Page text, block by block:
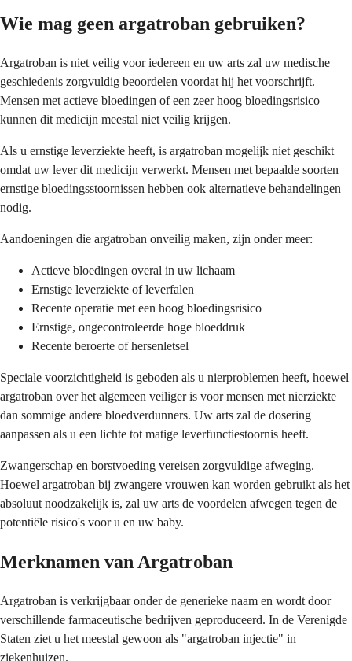
Wie mag geen argatroban gebruiken?
Argatroban is niet veilig voor iedereen en uw arts zal uw medische
geschiedenis zorgvuldig beoordelen voordat hij het voorschrijft.
Mensen met actieve bloedingen of een zeer hoog bloedingsrisico
kunnen dit medicijn meestal niet veilig krijgen.
Als u ernstige leverziekte heeft, is argatroban mogelijk niet geschikt
omdat uw lever dit medicijn verwerkt. Mensen met bepaalde soorten
ernstige bloedingsstoornissen hebben ook alternatieve behandelingen
nodig.
Aandoeningen die argatroban onveilig maken, zijn onder meer:
Actieve bloedingen overal in uw lichaam
Ernstige leverziekte of leverfalen
Recente operatie met een hoog bloedingsrisico
Ernstige, ongecontroleerde hoge bloeddruk
Recente beroerte of hersenletsel
Speciale voorzichtigheid is geboden als u nierproblemen heeft, hoewel
argatroban over het algemeen veiliger is voor mensen met nierziekte
dan sommige andere bloedverdunners. Uw arts zal de dosering
aanpassen als u een lichte tot matige leverfunctiestoornis heeft.
Zwangerschap en borstvoeding vereisen zorgvuldige afweging.
Hoewel argatroban bij zwangere vrouwen kan worden gebruikt als het
absoluut noodzakelijk is, zal uw arts de voordelen afwegen tegen de
potentiële risico's voor u en uw baby.
Merknamen van Argatroban
Argatroban is verkrijgbaar onder de generieke naam en wordt door
verschillende farmaceutische bedrijven geproduceerd. In de Verenigde
Staten ziet u het meestal gewoon als "argatroban injectie" in
ziekenhuizen.